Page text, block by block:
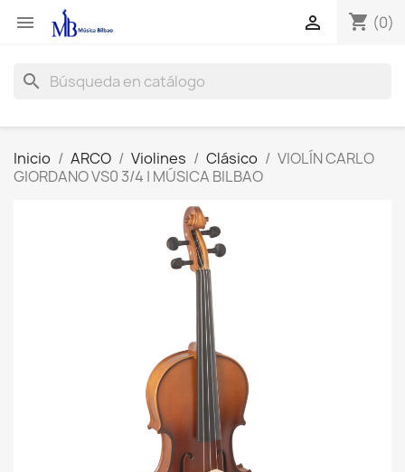
 shopping_cart (0)

search
Inicio ARCO Violines Clásico
VIOLÍN CARLO
GIORDANO VS0 3/4 | MÚSICA BILBAO